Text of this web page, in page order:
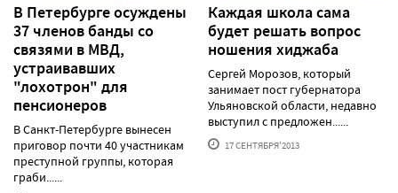
В Петербурге осуждены
37 членов банды со
связями в МВД,
устраивавших
"лохотрон" для
пенсионеров
В Санкт-Петербурге вынесен
приговор почти 40 участникам
преступной группы, которая
граби......
Каждая школа сама
будет решать вопрос
ношения хиджаба
Сергей Морозов, который
занимает пост губернатора
Ульяновской области, недавно
выступил с предложен......
17 СЕНТЯБРЯ'2013